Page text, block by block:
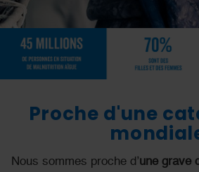
Proche d'une
Nous sommes proche d’une grave